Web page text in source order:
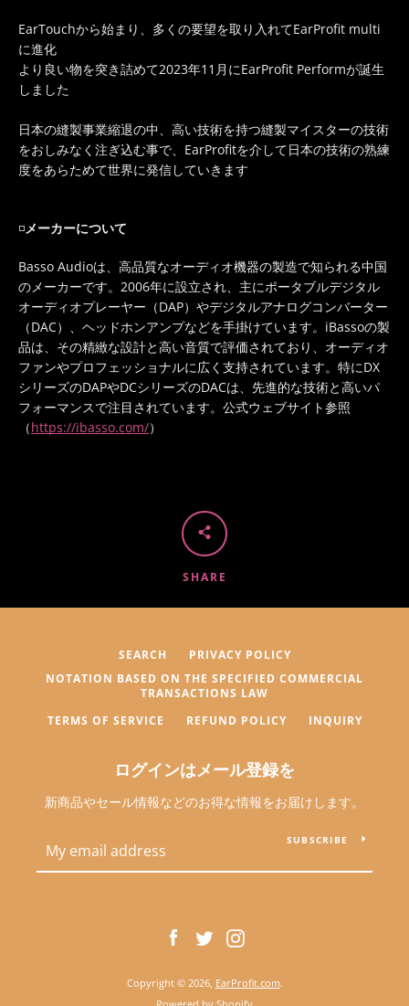
EarTouchから始まり、多くの要望を取り入れてEarProfit multi
に進化
より良い物を突き詰めて2023年11月にEarProfit Performが誕生
しました
日本の縫製事業縮退の中、高い技術を持つ縫製マイスターの技術
をおしみなく注ぎ込む事で、EarProfitを介して日本の技術の熟練
度をあらためて世界に発信していきます
◽️メーカーについて
Basso Audioは、高品質なオーディオ機器の製造で知られる中国
のメーカーです。 2006年に設立され、主にポータブルデジタル
オーディオプレーヤー（DAP）やデジタルアナログコンバーター
（DAC）、ヘッドホンアンプなどを手掛けています。 iBassoの製
品は、その精緻な設計と高い音質で評価されており、オーディオ
ファンやプロフェッショナルに広く支持されています。特にDX
シリーズのDAPやDCシリーズのDACは、先進的な技術と高いパ
フォーマンスで注目されています。公式ウェブサイト参照
（https://ibasso.com/）
SHARE
SEARCH
PRIVACY POLICY
NOTATION BASED ON THE SPECIFIED COMMERCIAL
TRANSACTIONS LAW
TERMS OF SERVICE
REFUND POLICY INQUIRY
ログインはメール登録を
新商品やセール情報などのお得な情報をお届けします。
SUBSCRIBE
Facebook
Twitter
Copyright © 2026, EarProfit.com.